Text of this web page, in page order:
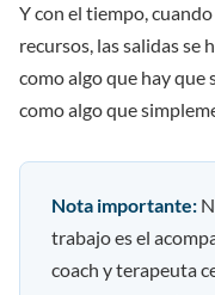
Y con el tiempo,
recursos, las salidas se
como algo que hay
como algo que
Nota importante:
trabajo es el
coach y terapeuta